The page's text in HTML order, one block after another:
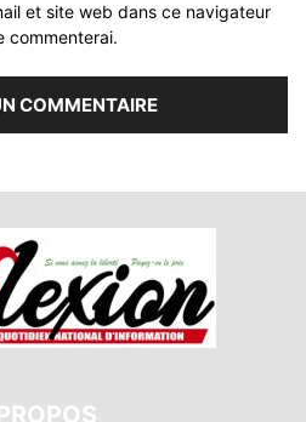
et site web dans ce navigateur
commenterai.